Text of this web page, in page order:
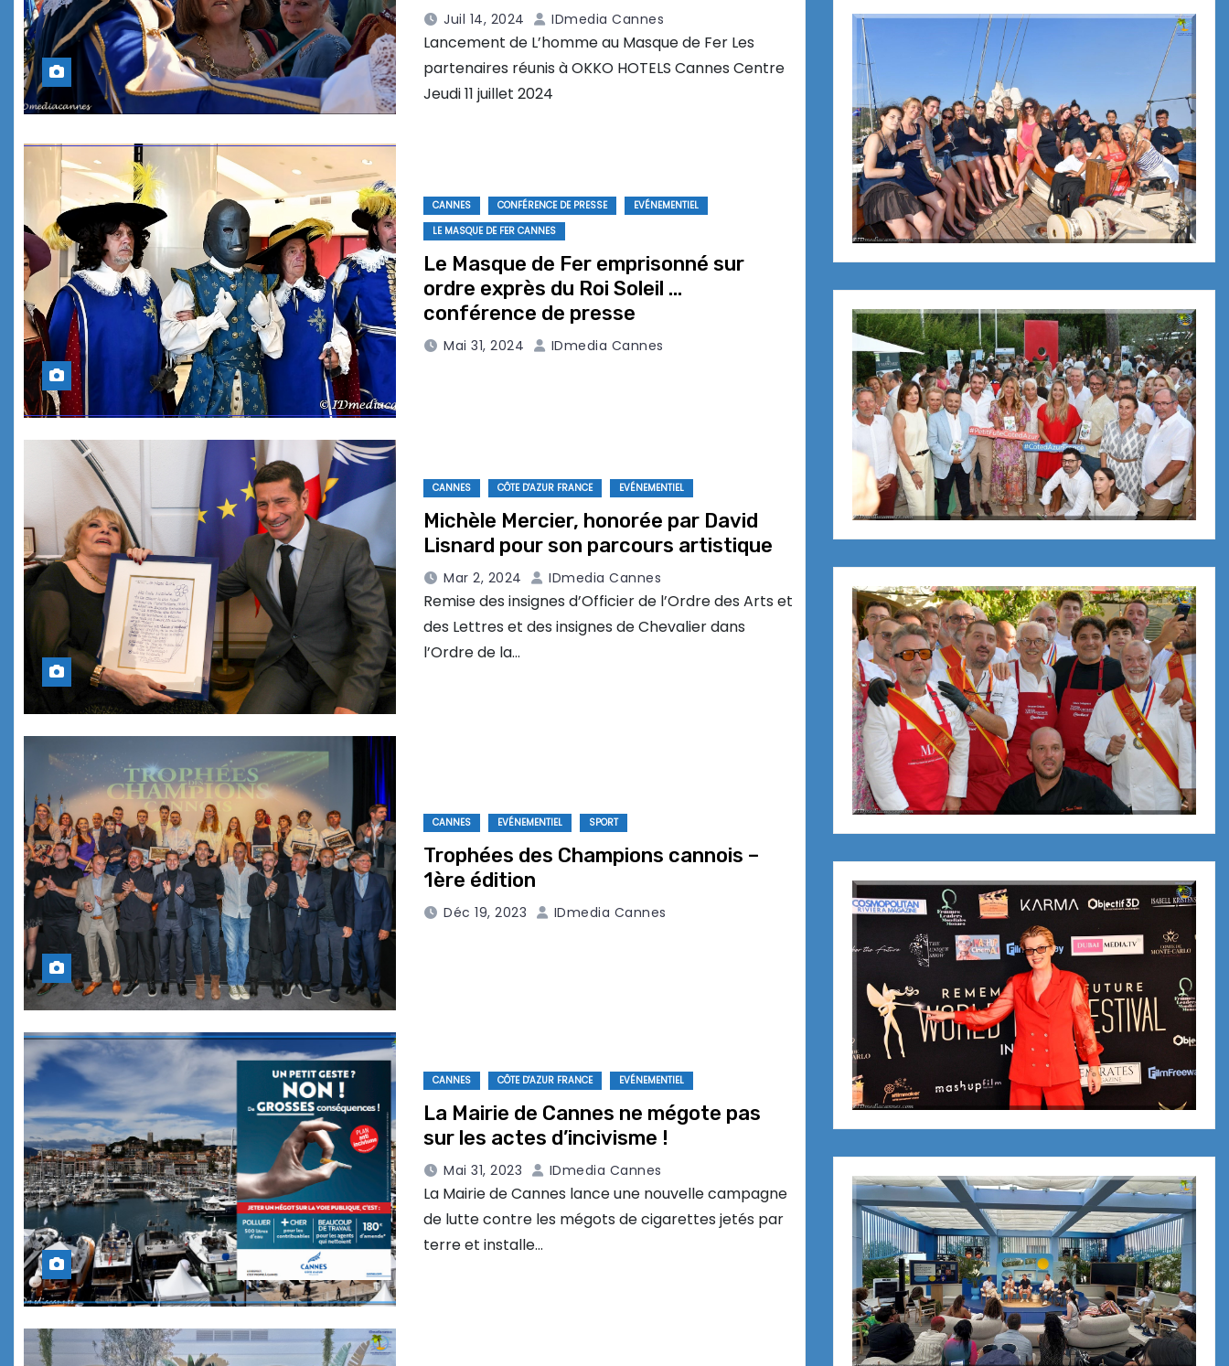
Juil 14, 2024 IDmedia Cannes
Lancement de L’homme au Masque de Fer Les
partenaires réunis à OKKO HOTELS Cannes Centre
Jeudi 11 juillet 2024
CANNES CONFÉRENCE DE PRESSE
EVÉNEMENTIEL
LE MASQUE DE FER CANNES
Le Masque de Fer emprisonné sur
ordre exprès du Roi Soleil …
conférence de presse
Mai 31, 2024 IDmedia Cannes
CANNES CÔTE D'AZUR FRANCE EVÉNEMENTIEL
Michèle Mercier, honorée par David
Lisnard pour son parcours artistique
Mar 2, 2024 IDmedia Cannes
Remise des insignes d’Officier de l’Ordre des Arts et
des Lettres et des insignes de Chevalier dans
l’Ordre de la…
CANNES EVÉNEMENTIEL SPORT
Trophées des Champions cannois –
1ère édition
Déc 19, 2023 IDmedia Cannes
CANNES CÔTE D'AZUR FRANCE EVÉNEMENTIEL
La Mairie de Cannes ne mégote pas
sur les actes d’incivisme !
Mai 31, 2023 IDmedia Cannes
La Mairie de Cannes lance une nouvelle campagne
de lutte contre les mégots de cigarettes jetés par
terre et installe…